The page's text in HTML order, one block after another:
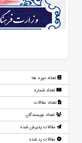
تعداد دوره ها
تعداد شماره
تعداد مقالات
تعداد نویسندگان
مقالات پذیرش شده
مقالات رد شده